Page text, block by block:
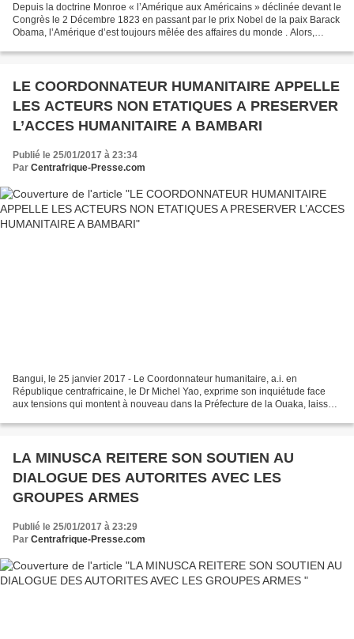
Depuis la doctrine Monroe « l’Amérique aux Américains » déclinée devant le
Congrès le 2 Décembre 1823 en passant par le prix Nobel de la paix Barack
Obama, l’Amérique d’est toujours mêlée des affaires du monde . Alors,
LE COORDONNATEUR HUMANITAIRE APPELLE
LES ACTEURS NON ETATIQUES A PRESERVER
L’ACCES HUMANITAIRE A BAMBARI
Publié le 25/01/2017 à 23:34
Par Centrafrique-Presse.com
Bangui, le 25 janvier 2017 - Le Coordonnateur humanitaire, a.i. en
République centrafricaine, le Dr Michel Yao, exprime son inquiétude face
aux tensions qui montent à nouveau dans la Préfecture de la Ouaka, laissant
LA MINUSCA REITERE SON SOUTIEN AU
DIALOGUE DES AUTORITES AVEC LES
GROUPES ARMES
Publié le 25/01/2017 à 23:29
Par Centrafrique-Presse.com